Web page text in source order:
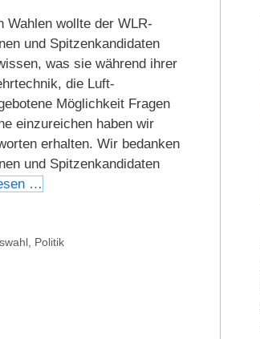
Wahlen wollte der WLR-
und Spitzenkandidaten
was sie während ihrer
die Luft-
Möglichkeit Fragen
einzureichen haben wir
erhalten. Wir bedanken
und Spitzenkandidaten
…
, Politik